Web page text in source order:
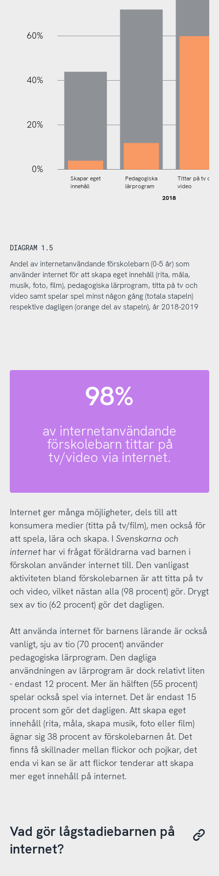
0%
20%
40%
60%
2018
Skapar eget
innehåll
Pedagogiska
lärprogram
Tittar på tv och
video
DIAGRAM 1.5
Andel av internetanvändande förskolebarn (0-5 år) som
använder internet för att skapa eget innehåll (rita, måla,
musik, foto, film), pedagogiska lärprogram, titta på tv och
video samt spelar spel minst någon gång (totala stapeln)
respektive dagligen (orange del av stapeln), år 2018-2019
98%
av internetanvändande
förskolebarn tittar på
tv/video via internet.
Internet ger många möjligheter, dels till att
konsumera medier (titta på tv/film), men också för
att spela, lära och skapa. I Svenskarna och
internethar vi frågat föräldrarna vad barnen i
förskolan använder internet till. Den vanligast
aktiviteten bland förskolebarnen är att titta på tv
och video, vilket nästan alla (98 procent) gör. Drygt
sex av tio (62 procent) gör det dagligen.
Att använda internet för barnens lärande är också
vanligt, sju av tio (70 procent) använder
pedagogiska lärprogram. Den dagliga
användningen av lärprogram är dock relativt liten
- endast 12 procent. Mer än hälften (55 procent)
spelar också spel via internet. Det är endast 15
procent som gör det dagligen. Att skapa eget
innehåll (rita, måla, skapa musik, foto eller film)
ägnar sig 38 procent av förskolebarnen åt. Det
finns få skillnader mellan flickor och pojkar, det
enda vi kan se är att flickor tenderar att skapa
mer eget innehåll på internet.
Vad gör lågstadiebarnen på
internet?